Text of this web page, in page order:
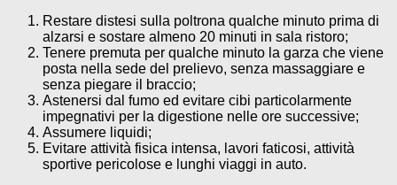
Restare distesi sulla poltrona qualche minuto prima di
alzarsi e sostare almeno 20 minuti in sala ristoro;
Tenere premuta per qualche minuto la garza che viene
posta nella sede del prelievo, senza massaggiare e
senza piegare il braccio;
Astenersi dal fumo ed evitare cibi particolarmente
impegnativi per la digestione nelle ore successive;
Assumere liquidi;
Evitare attività fisica intensa, lavori faticosi, attività
sportive pericolose e lunghi viaggi in auto.